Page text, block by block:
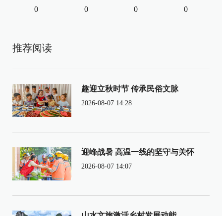
0 0 0 0
推荐阅读
趣迎立秋时节 传承民俗文脉
2026-08-07 14:28
迎峰战暑 高温一线的坚守与关怀
2026-08-07 14:07